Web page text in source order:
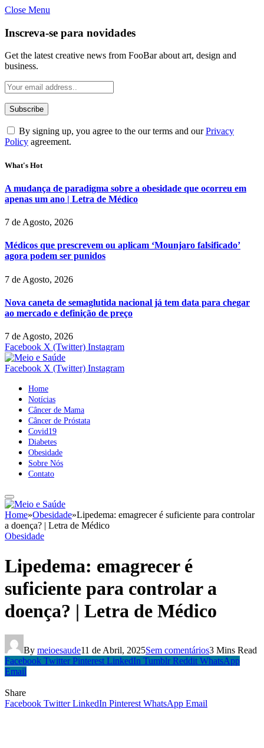
Close Menu
Inscreva-se para novidades
Get the latest creative news from FooBar about art, design and
business.
By signing up, you agree to the our terms and ourPrivacy
Policy agreement.
What's Hot
A mudança de paradigma sobre a obesidade que ocorreu em
apenas um ano | Letra de Médico
7 de Agosto, 2026
Médicos que prescrevem ou aplicam ‘Mounjaro falsificado’
agora podem ser punidos
7 de Agosto, 2026
Nova caneta de semaglutida nacional já tem data para chegar
ao mercado e definição de preço
7 de Agosto, 2026
Facebook X (Twitter) Instagram
Facebook X (Twitter) Instagram
Home
Notícias
Câncer de Mama
Câncer de Próstata
Covid19
Diabetes
Obesidade
Sobre Nós
Contato
Home»Obesidade»Lipedema: emagrecer é suficiente para controlar
a doença? | Letra de Médico
Obesidade
Lipedema: emagrecer é
suficiente para controlar a
doença? | Letra de Médico
By meioesaude11 de Abril, 2025Sem comentários3 Mins Read
Facebook Twitter Pinterest LinkedIn Tumblr Reddit WhatsApp
Email
Share
Facebook Twitter LinkedIn Pinterest WhatsApp Email